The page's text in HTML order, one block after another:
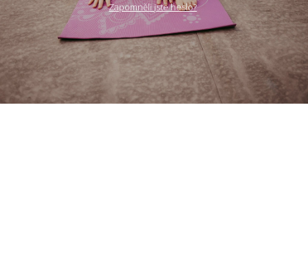
Zapomněli jste heslo?